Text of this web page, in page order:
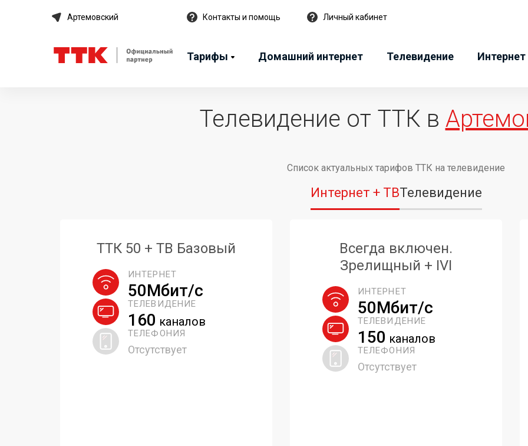
Артемовский Контакты и помощь Личный кабинет
Тарифы Домашний интернет Телевидение
Телевидение от ТТК в
Список актуальных тарифов ТТК на телевидение
Интернет + ТВТелевидение
ТТК 50 + ТВ Базовый
50Мбит/с
ИНТЕРНЕТ
160 каналов
ТЕЛЕВИДЕНИЕ
Отсутствует
ТЕЛЕФОНИЯ
Всегда включен.
Зрелищный + IVI
50Мбит/с
ИНТЕРНЕТ
150 каналов
ТЕЛЕВИДЕНИЕ
Отсутствует
ТЕЛЕФОНИЯ